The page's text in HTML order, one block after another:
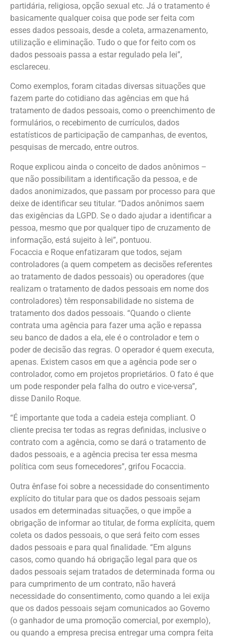
partidária, religiosa, opção sexual etc. Já o tratamento é
basicamente qualquer coisa que pode ser feita com
esses dados pessoais, desde a coleta, armazenamento,
utilização e eliminação. Tudo o que for feito com os
dados pessoais passa a estar regulado pela lei”,
esclareceu.
Como exemplos, foram citadas diversas situações que
fazem parte do cotidiano das agências em que há
tratamento de dados pessoais, como o preenchimento de
formulários, o recebimento de currículos, dados
estatísticos de participação de campanhas, de eventos,
pesquisas de mercado, entre outros.
Roque explicou ainda o conceito de dados anônimos –
que não possibilitam a identificação da pessoa, e de
dados anonimizados, que passam por processo para que
deixe de identificar seu titular. “Dados anônimos saem
das exigências da LGPD. Se o dado ajudar a identificar a
pessoa, mesmo que por qualquer tipo de cruzamento de
informação, está sujeito à lei”, pontuou.
Focaccia e Roque enfatizaram que todos, sejam
controladores (a quem competem as decisões referentes
ao tratamento de dados pessoais) ou operadores (que
realizam o tratamento de dados pessoais em nome dos
controladores) têm responsabilidade no sistema de
tratamento dos dados pessoais. “Quando o cliente
contrata uma agência para fazer uma ação e repassa
seu banco de dados a ela, ele é o controlador e tem o
poder de decisão das regras. O operador é quem executa,
apenas. Existem casos em que a agência pode ser o
controlador, como em projetos proprietários. O fato é que
um pode responder pela falha do outro e vice-versa”,
disse Danilo Roque.
“É importante que toda a cadeia esteja compliant. O
cliente precisa ter todas as regras definidas, inclusive o
contrato com a agência, como se dará o tratamento de
dados pessoais, e a agência precisa ter essa mesma
política com seus fornecedores”, grifou Focaccia.
Outra ênfase foi sobre a necessidade do consentimento
explícito do titular para que os dados pessoais sejam
usados em determinadas situações, o que impõe a
obrigação de informar ao titular, de forma explícita, quem
coleta os dados pessoais, o que será feito com esses
dados pessoais e para qual finalidade. “Em alguns
casos, como quando há obrigação legal para que os
dados pessoais sejam tratados de determinada forma ou
para cumprimento de um contrato, não haverá
necessidade do consentimento, como quando a lei exija
que os dados pessoais sejam comunicados ao Governo
(o ganhador de uma promoção comercial, por exemplo),
ou quando a empresa precisa entregar uma compra feita